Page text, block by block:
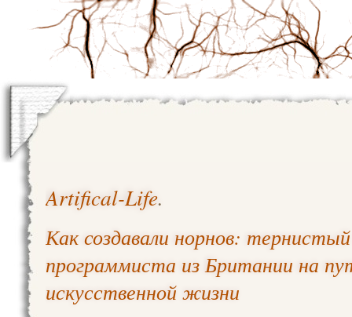
Artifical-Life.
Как создавали норнов:
программиста из Британии на
искусственной жизни